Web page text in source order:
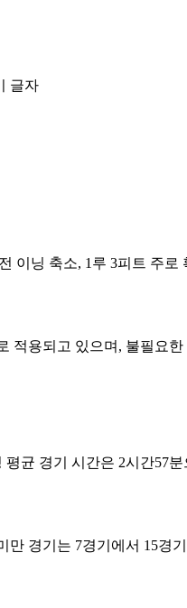
글자
닝 축소, 1루 3피트 주로
적용되고 있으며, 불필요
균 경기 시간은 2시간57
경기는 7경기에서 15경